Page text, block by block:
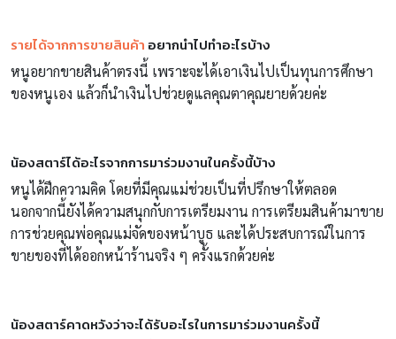
รายได้จากการขายสินค้า อยากนำไปทำอะไรบ้าง
หนูอยากขายสินค้าตรงนี้ เพราะจะได้เอาเงินไปเป็นทุนการศึกษา
ของหนูเอง แล้วก็นำเงินไปช่วยดูแลคุณตาคุณยายด้วยค่ะ
น้องสตาร์ได้อะไรจากการมาร่วมงานในครั้งนี้บ้าง
หนูได้ฝึกความคิด โดยที่มีคุณแม่ช่วยเป็นที่ปรึกษาให้ตลอด
นอกจากนี้ยังได้ความสนุกกับการเตรียมงาน การเตรียมสินค้ามาขาย
การช่วยคุณพ่อคุณแม่จัดของหน้าบูธ และได้ประสบการณ์ในการ
ขายของที่ได้ออกหน้าร้านจริง ๆ ครั้งแรกด้วยค่ะ
น้องสตาร์คาดหวังว่าจะได้รับอะไรในการมาร่วมงานครั้งนี้